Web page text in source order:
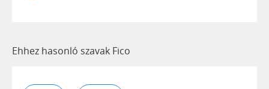
Ehhez hasonló szavak Fico